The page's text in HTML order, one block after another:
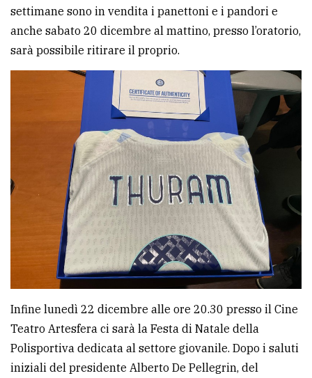
settimane sono in vendita i panettoni e i pandori e
anche sabato 20 dicembre al mattino, presso l’oratorio,
sarà possibile ritirare il proprio.
Infine lunedì 22 dicembre alle ore 20.30 presso il Cine
Teatro Artesfera ci sarà la Festa di Natale della
Polisportiva dedicata al settore giovanile. Dopo i saluti
iniziali del presidente Alberto De Pellegrin, del